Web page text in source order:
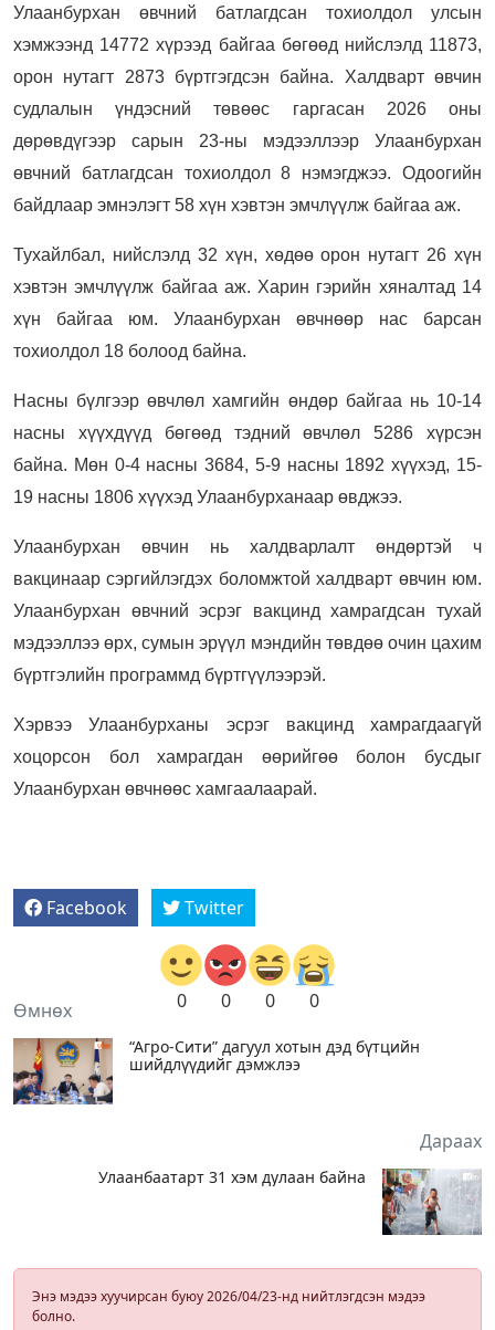
Улаанбурхан өвчний батлагдсан тохиолдол улсын
хэмжээнд 14772 хүрээд байгаа бөгөөд нийслэлд 11873,
орон нутагт 2873 бүртгэгдсэн байна. Халдварт өвчин
судлалын үндэсний төвөөс гаргасан 2026 оны
дөрөвдүгээр сарын 23-ны мэдээллээр Улаанбурхан
өвчний батлагдсан тохиолдол 8 нэмэгджээ. Одоогийн
байдлаар эмнэлэгт 58 хүн хэвтэн эмчлүүлж байгаа аж.
Тухайлбал, нийслэлд 32 хүн, хөдөө орон нутагт 26 хүн
хэвтэн эмчлүүлж байгаа аж. Харин гэрийн хяналтад 14
хүн байгаа юм. Улаанбурхан өвчнөөр нас барсан
тохиолдол 18 болоод байна.
Насны бүлгээр өвчлөл хамгийн өндөр байгаа нь 10-14
насны хүүхдүүд бөгөөд тэдний өвчлөл 5286 хүрсэн
байна. Мөн 0-4 насны 3684, 5-9 насны 1892 хүүхэд, 15-
19 насны 1806 хүүхэд Улаанбурханаар өвджээ.
Улаанбурхан өвчин нь халдварлалт өндөртэй ч
вакцинаар сэргийлэгдэх боломжтой халдварт өвчин юм.
Улаанбурхан өвчний эсрэг вакцинд хамрагдсан тухай
мэдээллээ өрх, сумын эрүүл мэндийн төвдөө очин цахим
бүртгэлийн программд бүртгүүлээрэй.
Хэрвээ Улаанбурханы эсрэг вакцинд хамрагдаагүй
хоцорсон бол хамрагдан өөрийгөө болон бусдыг
Улаанбурхан өвчнөөс хамгаалаарай.
Facebook Twitter
0 0 0 0
Өмнөх
“Агро-Сити” дагуул хотын дэд бүтцийн
шийдлүүдийг дэмжлээ
Дараах
Улаанбаатарт 31 хэм дулаан байна
Энэ мэдээ хуучирсан буюу 2026/04/23-нд нийтлэгдсэн мэдээ
болно.